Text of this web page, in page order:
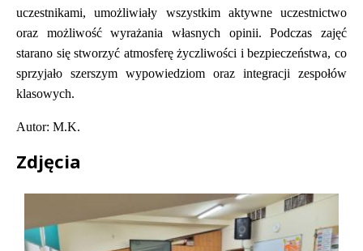
uczestnikami, umożliwiały wszystkim aktywne uczestnictwo
oraz możliwość wyrażania własnych opinii. Podczas zajęć
starano się stworzyć atmosferę życzliwości i bezpieczeństwa, co
sprzyjało szerszym wypowiedziom oraz integracji zespołów
klasowych.
Autor: M.K.
Zdjęcia